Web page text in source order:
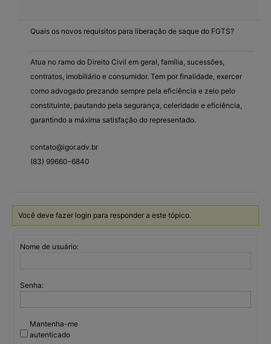
Quais os novos requisitos para liberação de saque do FGTS?
Atua no ramo do Direito Civil em geral, família, sucessões,
contratos, imobiliário e consumidor. Tem por finalidade, exercer
como advogado prezando sempre pela eficiência e zelo pelo
constituinte, pautando pela segurança, celeridade e eficiência,
garantindo a máxima satisfação do representado.
contato@igor.adv.br
(83) 99660-6840
Você deve fazer login para responder a este tópico.
Nome de usuário:
Senha:
Mantenha-me
autenticado